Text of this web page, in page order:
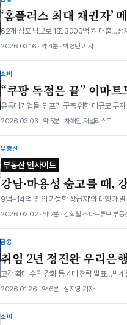
‘홈플러스 최대 채권자’
62개 점포 담보로 1조 3000억 원 대출…정
2026.03.16 · 약 4분 · 박형민 기자
소비
“쿠팡 독점은 끝” 이마트
유통대기업들, 인프라 구축 위한 대규모 투
2026.03.03 · 약 5분 · 차해인 저널리스트
부동산
부동산 인사이트
강남·마용성 숨고를 때,
9억~14억 '진입 가능한 상급지'와 대형 개발
2026.02.02 · 약 7분 · 김학렬 스마트튜브 부동
금융
취임 2년 정진완 우리은
고객 확대·수익 강화 등 4대 전략 발표…빅
2026.01.26 · 약 6분 · 심지영 기자
소비